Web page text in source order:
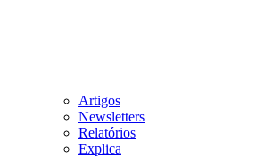
Artigos
Newsletters
Relatórios
Explica